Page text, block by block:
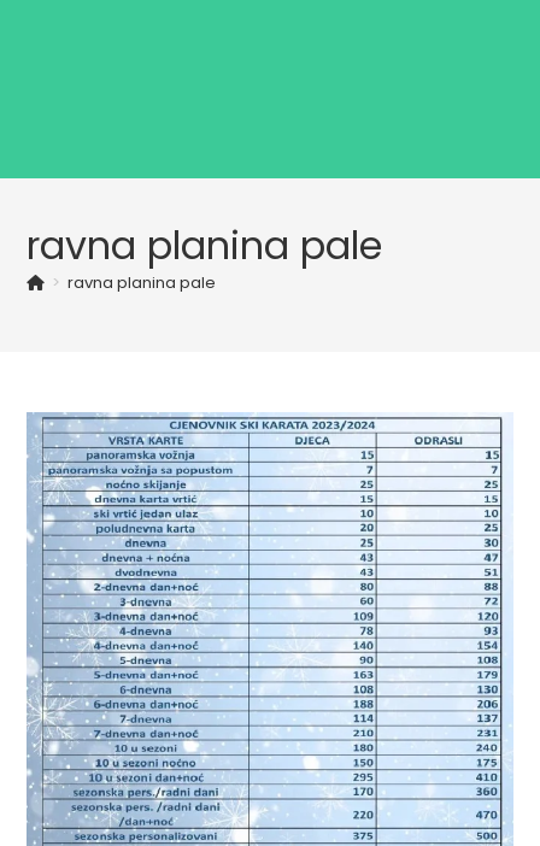
ravna planina pale
> ravna planina pale